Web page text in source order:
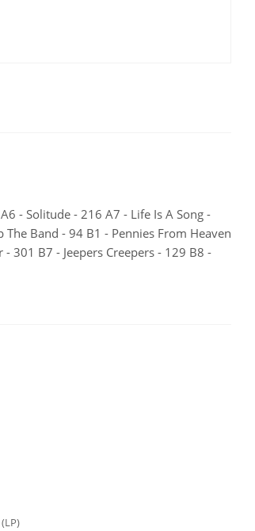
- Solitude - 216 A7 - Life Is A Song -
Band - 94 B1 - Pennies From Heaven
301 B7 - Jeepers Creepers - 129 B8 -